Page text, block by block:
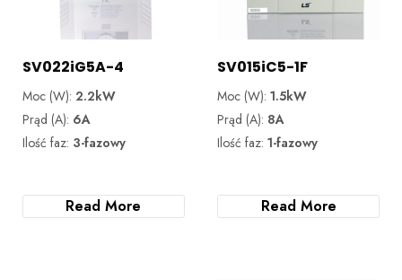
SV022iG5A-4
Moc (W): 2.2kW
Prąd (A): 6A
Ilość faz: 3-fazowy
Read More
SV015iC5-1F
Moc (W):1.5kW
Prąd (A): 8A
Ilość faz:1-fazowy
Read More